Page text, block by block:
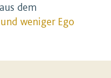
dem
weniger Ego